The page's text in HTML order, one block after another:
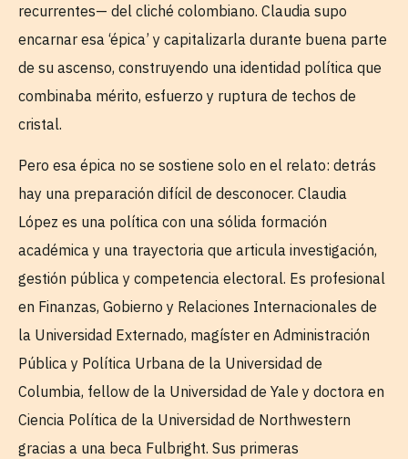
recurrentes— del cliché colombiano. Claudia supo
encarnar esa ‘épica’ y capitalizarla durante buena parte
de su ascenso, construyendo una identidad política que
combinaba mérito, esfuerzo y ruptura de techos de
cristal.
Pero esa épica no se sostiene solo en el relato: detrás
hay una preparación difícil de desconocer. Claudia
López es una política con una sólida formación
académica y una trayectoria que articula investigación,
gestión pública y competencia electoral. Es profesional
en Finanzas, Gobierno y Relaciones Internacionales de
la Universidad Externado, magíster en Administración
Pública y Política Urbana de la Universidad de
Columbia, fellow de la Universidad de Yale y doctora en
Ciencia Política de la Universidad de Northwestern
gracias a una beca Fulbright. Sus primeras